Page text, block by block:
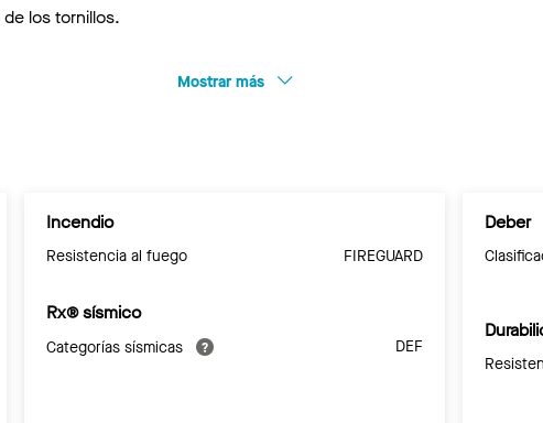
de los tornillos.
Mostrar más
Incendio
Resistencia al fuego FIREGUARD
Rx® sísmico
Categorías sísmicas DEF
Deber